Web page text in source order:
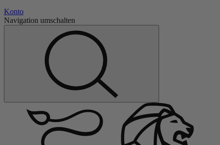
Konto
Navigation umschalten